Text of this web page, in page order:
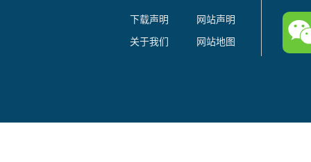
下载声明
网站声明
关于我们
网站地图